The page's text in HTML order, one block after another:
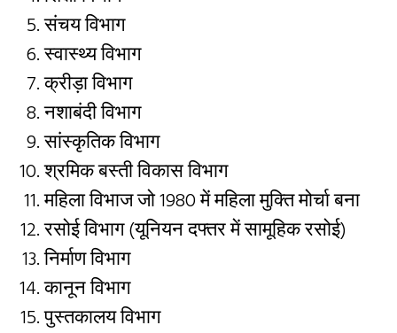
संचय विभाग
स्वास्थ्य विभाग
क्रीड़ा विभाग
नशाबंदी विभाग
सांस्कृतिक विभाग
श्रमिक बस्ती विकास विभाग
महिला विभाज जो 1980 में महिला मुक्ति मोर्चा बना
रसोई विभाग (यूनियन दफ्तर में सामूहिक रसोई)
निर्माण विभाग
कानून विभाग
पुस्तकालय विभाग